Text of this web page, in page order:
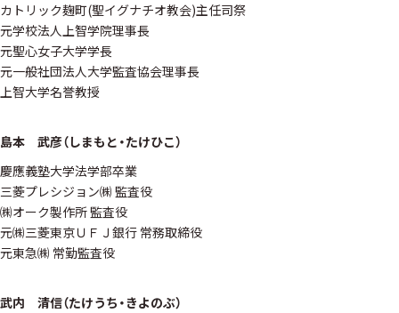
カトリック麹町(聖イグナチオ教会)主任司祭
元学校法人上智学院理事長
元聖心女子大学学長
元一般社団法人大学監査協会理事長
上智大学名誉教授
島本 武彦（しまもと・たけひこ）
慶應義塾大学法学部卒業
三菱プレシジョン㈱ 監査役
㈱オーク製作所 監査役
元㈱三菱東京ＵＦＪ銀行 常務取締役
元東急㈱ 常勤監査役
武内 清信（たけうち・きよのぶ）